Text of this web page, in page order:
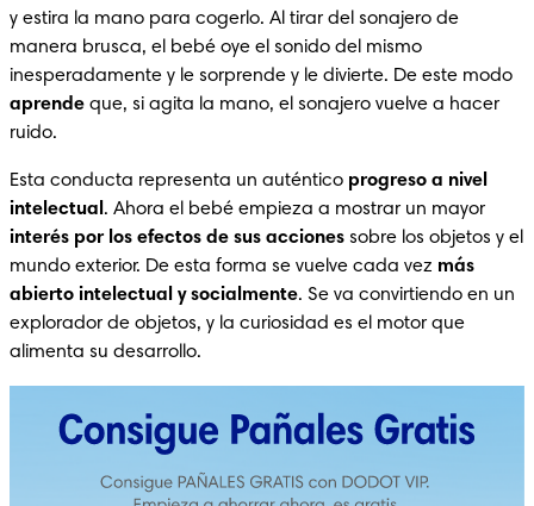
y estira la mano para cogerlo. Al tirar del sonajero de
manera brusca, el bebé oye el sonido del mismo
aprende que, si agita la mano, el sonajero vuelve a hacer
ruido.
Esta conducta representa un auténtico progreso a nivel
intelectual
interés por los efectos de sus acciones sobre los objetos y el
mundo exterior. De esta forma se vuelve cada vez más
abierto intelectual y socialmente. Se va convirtiendo en un
explorador de objetos, y la curiosidad es el motor que
alimenta su desarrollo.